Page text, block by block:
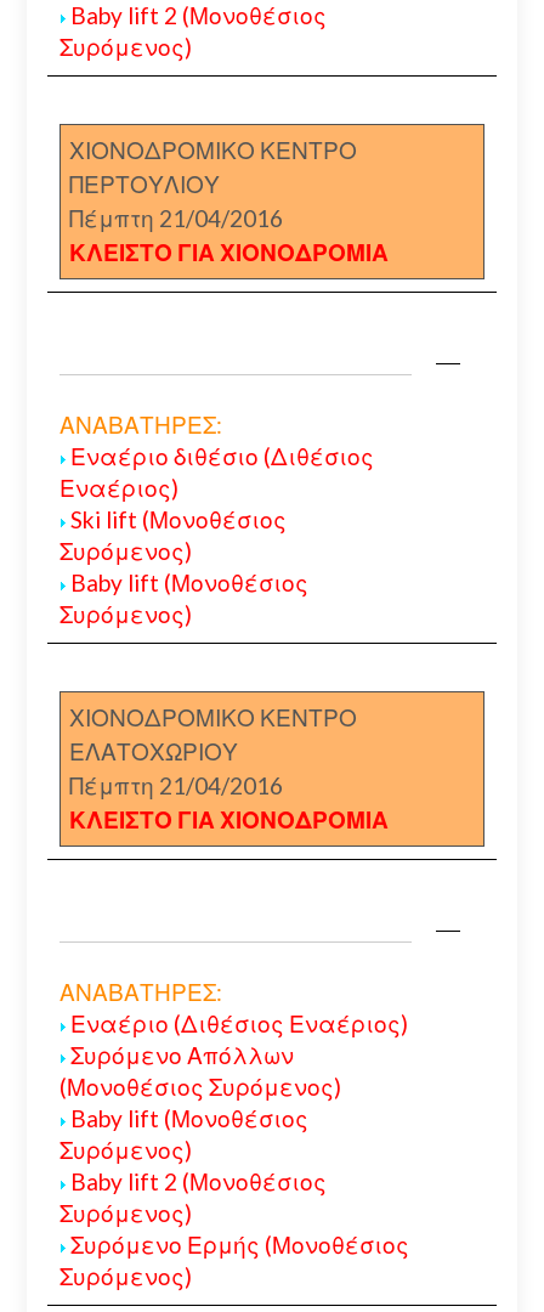
Baby lift 2 (Μονοθέσιος
Συρόμενος)
ΧΙΟΝΟΔΡΟΜΙΚΟ ΚΕΝΤΡΟ
ΠΕΡΤΟΥΛΙΟΥ
Πέμπτη 21/04/2016
ΚΛΕΙΣΤΟ ΓΙΑ ΧΙΟΝΟΔΡΟΜΙΑ
ΑΝΑΒΑΤΗΡΕΣ:
Εναέριο διθέσιο (Διθέσιος
Εναέριος)
Ski lift (Μονοθέσιος
Συρόμενος)
Baby lift (Μονοθέσιος
Συρόμενος)
ΧΙΟΝΟΔΡΟΜΙΚΟ ΚΕΝΤΡΟ
ΕΛΑΤΟΧΩΡΙΟΥ
Πέμπτη 21/04/2016
ΚΛΕΙΣΤΟ ΓΙΑ ΧΙΟΝΟΔΡΟΜΙΑ
ΑΝΑΒΑΤΗΡΕΣ:
Εναέριο (Διθέσιος Εναέριος)
Συρόμενο Απόλλων
(Μονοθέσιος Συρόμενος)
Baby lift (Μονοθέσιος
Συρόμενος)
Baby lift 2 (Μονοθέσιος
Συρόμενος)
Συρόμενο Ερμής (Μονοθέσιος
Συρόμενος)